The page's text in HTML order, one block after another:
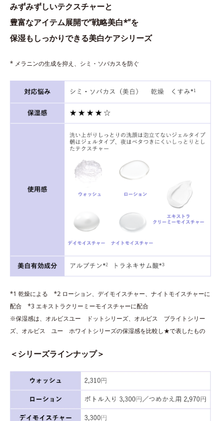
みずみずしいテクスチャーと
豊富なアイテム展開で“戦略美白*”を
保湿もしっかりできる美白ケアシリーズ
* メラニンの生成を抑え、シミ・ソバカスを防ぐ
*1 乾燥による *2 ローション、デイモイスチャー、ナイトモイスチャーに
配合 *3 エキストラクリーミーモイスチャーに配合
※保湿感は、オルビスユー ドットシリーズ、オルビス ブライトシリー
ズ、オルビス ユー ホワイトシリーズの保湿感を比較し★で表したもの
＜シリーズラインナップ＞